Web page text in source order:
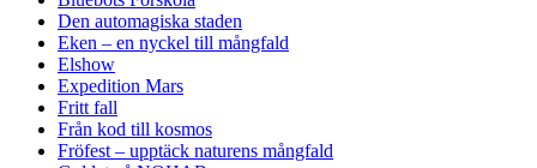
Den automagiska staden
Eken – en nyckel till mångfald
Elshow
Expedition Mars
Fritt fall
Från kod till kosmos
Fröfest – upptäck naturens mångfald